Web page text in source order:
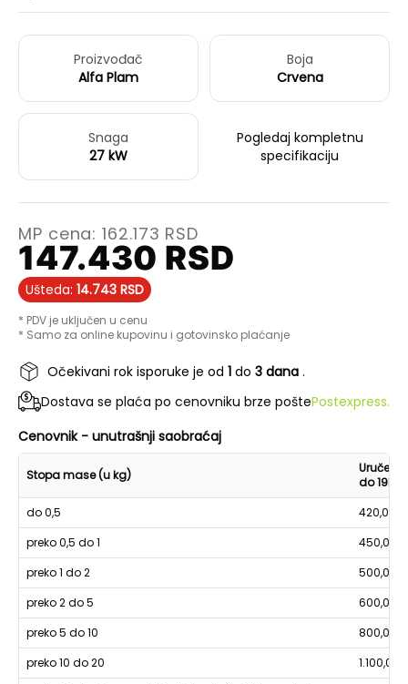
Proizvođač
Alfa Plam
Boja
Crvena
Snaga
27 kW
Pogledaj kompletnu
specifikaciju
MP cena:162.173 RSD
147.430 RSD
Ušteda: 14.743 RSD
* PDV je uključen u cenu
* Samo za online kupovinu i gotovinsko plaćanje
Očekivani rok isporuke je od 1 do 3 dana .
Dostava se plaća po cenovniku brze poštePostexpress.
Cenovnik - unutrašnji saobraćaj
Stopa mase (u kg)
Uručenje
do 19h
do 0,5
420,00
preko 0,5 do 1
450,00
preko 1 do 2
500,00
preko 2 do 5
600,00
preko 5 do 10
800,00
preko 10 do 20
1.100,00